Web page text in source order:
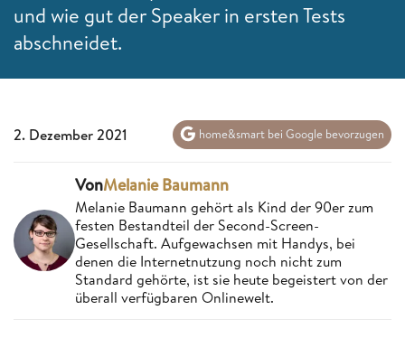
und wie gut der Speaker in ersten Tests
abschneidet.
2. Dezember 2021 home&smart bei Google bevorzugen
VonMelanie Baumann
Melanie Baumann gehört als Kind der 90er zum
festen Bestandteil der Second-Screen-
Gesellschaft. Aufgewachsen mit Handys, bei
denen die Internetnutzung noch nicht zum
Standard gehörte, ist sie heute begeistert von der
überall verfügbaren Onlinewelt.